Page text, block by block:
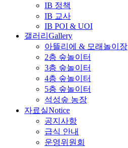
IB 정책
IB 교사
IB POI & UOI
갤러리 Gallery
아뜰리에 & 모래놀이장
2층 숲놀이터
3층 숲놀이터
4층 숲놀이터
5층 숲놀이터
석성숲 농장
자료실Notice
공지사항
급식 안내
운영위원회